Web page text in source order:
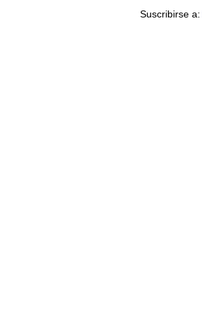
Suscribirse a: